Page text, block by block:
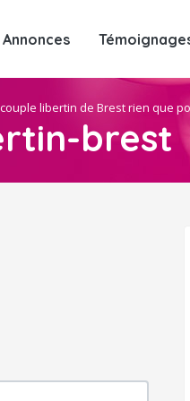
Annonces
libertin de Brest rien que
brest